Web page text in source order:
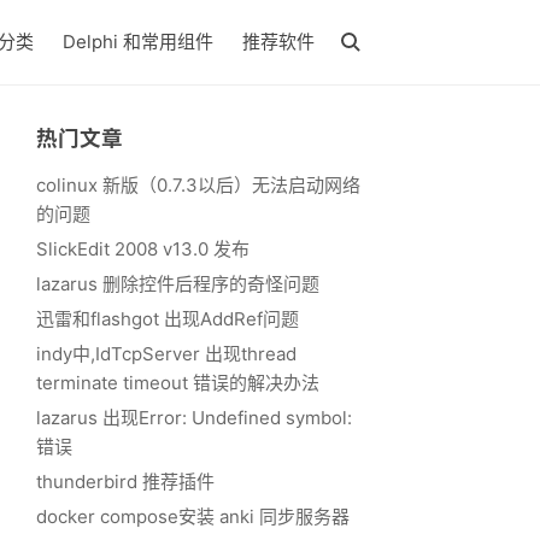
类 Delphi 和常用组件 推荐软件
热门文章
colinux 新版（0.7.3以后）无法启动网络
的问题
SlickEdit 2008 v13.0 发布
lazarus 删除控件后程序的奇怪问题
迅雷和flashgot 出现AddRef问题
indy中,IdTcpServer 出现thread
terminate timeout 错误的解决办法
lazarus 出现Error: Undefined symbol:
错误
thunderbird 推荐插件
docker compose安装 anki 同步服务器